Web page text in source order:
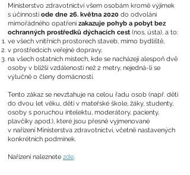
Ministerstvo zdravotnictví všem osobám kromě výjimek
s účinností ode dne 26. května 2020 do odvolání
mimořádného opatření zakazuje pohyb a pobyt bez
ochranných prostředků dýchacích cest (nos, ústa), a to:
ve všech vnitřních prostorech staveb, mimo bydliště,
v prostředcích veřejné dopravy,
na všech ostatních místech, kde se nacházejí alespoň dvě
osoby v bližší vzdálenosti než 2 metry, nejedná-li se
výlučně o členy domácnosti.
Tento zákaz se nevztahuje na celou řadu osob (např. děti
do dvou let věku, děti v mateřské škole, žáky, studenty,
osoby s poruchou intelektu, moderátory, pacienty,
plavčíky apod.), které jsou přesně vyjmenované
v nařízení Ministerstva zdravotnictví, včetně nastavených
konkrétních podmínek.
Nařízení naleznete zde.